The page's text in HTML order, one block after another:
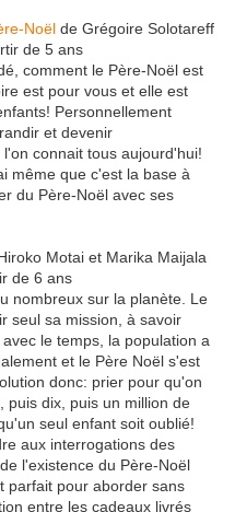
Noël de Grégoire Solotareff
de 5 ans
comment le Père-Noël est
est pour vous et elle est
Personnellement
et devenir
connait tous aujourd'hui!
même que c'est la base à
du Père-Noël avec ses
Motai et Marika Maijala
de 6 ans
nombreux sur la planète. Le
seul sa mission, à savoir
le temps, la population a
et le Père Noël s'est
donc: prier pour qu'on
puis dix, puis un million de
seul enfant soit oublié!
aux interrogations des
l'existence du Père-Noël
parfait pour aborder sans
entre les cadeaux livrés